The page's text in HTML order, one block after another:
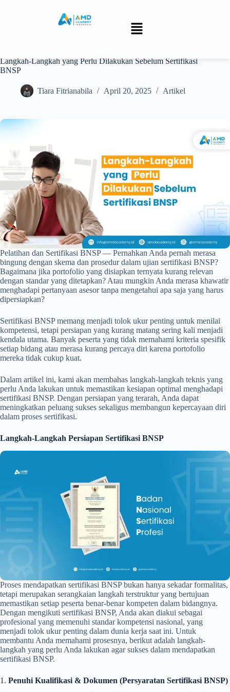
Langkah-Langkah yang Perlu Dilakukan Sebelum Sertifikasi
BNSP
Tiara Fitrianabila April 20, 2025 Artikel
Pelatihan dan Sertifikasi BNSP — Pernahkan Anda pernah merasa
bingung dengan skema dan prosedur dalam ujian sertifikasi BNSP?
Bagaimana jika portofolio yang disiapkan ternyata kurang relevan
dengan standar yang ditetapkan? Atau mungkin Anda merasa khawatir
menghadapi pertanyaan asesor tanpa mengetahui apa saja yang harus
dipersiapkan?
Sertifikasi BNSP memang menjadi tolok ukur penting untuk menilai
kompetensi, tetapi persiapan yang kurang matang sering kali menjadi
kendala utama. Banyak peserta yang tidak memahami kriteria spesifik
setiap bidang atau merasa kurang percaya diri karena portofolio
mereka tidak cukup kuat.
Dalam artikel ini, kami akan membahas langkah-langkah teknis yang
perlu Anda lakukan untuk memastikan kesiapan optimal menghadapi
sertifikasi BNSP. Dengan persiapan yang terarah, Anda dapat
meningkatkan peluang sukses sekaligus membangun kepercayaan diri
dalam proses sertifikasi.
Langkah-Langkah Persiapan Sertifikasi BNSP
Proses mendapatkan sertifikasi BNSP bukan hanya sekadar formalitas,
tetapi merupakan serangkaian langkah terstruktur yang bertujuan
memastikan setiap peserta benar-benar kompeten dalam bidangnya.
Dengan mengikuti sertifikasi BNSP, Anda akan diakui sebagai
profesional yang memenuhi standar kompetensi nasional, yang
menjadi tolok ukur penting dalam dunia kerja saat ini. Untuk
membantu Anda memahami prosesnya, berikut adalah langkah-
langkah yang perlu Anda lakukan agar sukses dalam mendapatkan
sertifikasi BNSP.
1. Penuhi Kualifikasi & Dokumen (Persyaratan Sertifikasi BNSP)